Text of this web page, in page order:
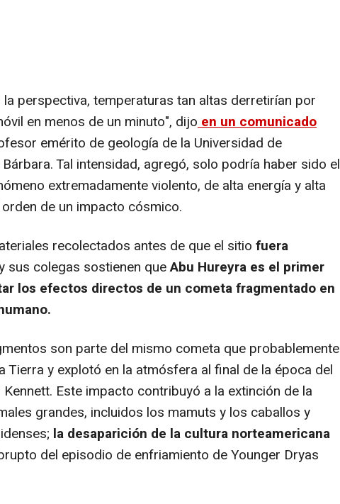
perspectiva, temperaturas tan altas derretirían por
en menos de un minuto", dijoen un comunicado
emérito de geología de la Universidad de
Tal intensidad, agregó, solo podría haber sido el
extremadamente violento, de alta energía y alta
de un impacto cósmico.
recolectados antes de que el sitio fuera
sus colegas sostienen queAbu Hureyra es el primer
los efectos directos de un cometa fragmentado en
son parte del mismo cometa que probablemente
Tierra y explotó en la atmósfera al final de la época del
Este impacto contribuyó a la extinción de la
grandes, incluidos los mamuts y los caballos y
la desaparición de la cultura norteamericana
del episodio de enfriamiento de Younger Dryas